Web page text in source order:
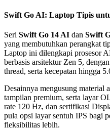
Swift Go AI: Laptop Tipis
Seri Swift Go 14 AI dan Swift
yang membutuhkan perangkat
Laptop ini dilengkapi prosesor
berbasis arsitektur Zen 5,
thread, serta kecepatan hingga
Desainnya mengusung material
tampilan premium, serta layar
rate 120 Hz, dan sertifikasi
pula opsi layar sentuh IPS bagi
fleksibilitas lebih.